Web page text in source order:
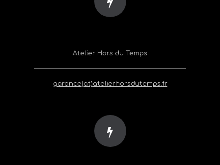
Atelier Hors du Temps
garance(at)atelierhorsdutemps.fr